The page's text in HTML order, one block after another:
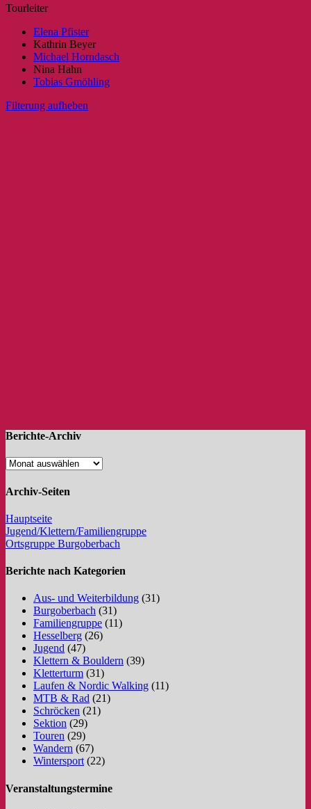
Tourleiter
Elena Pfister
Kathrin Beyer
Michael Horndasch
Nina Hahn
Tobias Gmöhling
Filterung aufheben
Berichte-Archiv
Archiv-Seiten
Hauptseite
Jugend/Klettern/Familiengruppe
Ortsgruppe Burgoberbach
Berichte nach Kategorien
Aus- und Weiterbildung (31)
Burgoberbach (31)
Familiengruppe (11)
Hesselberg (26)
Jugend (47)
Klettern & Bouldern (39)
Kletterturm (31)
Laufen & Nordic Walking (11)
MTB & Rad (21)
Schröcken (21)
Sektion (29)
Touren (29)
Wandern (67)
Wintersport(22)
Veranstaltungstermine